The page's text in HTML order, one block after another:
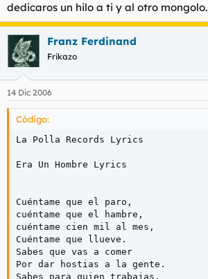
dedicaros un hilo a ti y al otro mongolo.
Franz Ferdinand
Frikazo
14 Dic 2006
Código:
La Polla Records Lyrics
Era Un Hombre Lyrics
Cuéntame que el paro,
cuéntame que el hambre,
cuéntame cien mil al mes,
Cuéntame que llueve.
Sabes que vas a comer
Por dar hostias a la gente.
Sabes para quien trabajas.